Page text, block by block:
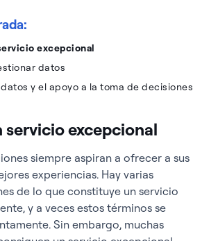
excepcional
datos
y el apoyo a la toma de decisiones
servicio excepcional
siempre aspiran a ofrecer a sus
experiencias. Hay varias
de lo que constituye un servicio
y a veces estos términos se
Sin embargo, muchas